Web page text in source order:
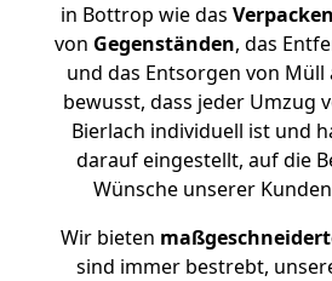
in Bottrop wie das Verpacken
von Gegenständen, das
und das Entsorgen von Müll
bewusst, dass jeder Umzug
Bierlach individuell ist und
darauf eingestellt, auf die
Wünsche unserer
Wir bieten
sind immer bestrebt,